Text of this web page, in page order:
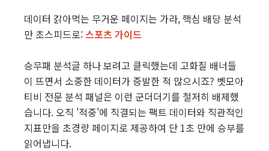
데이터 갉아먹는 무거운 페이지는 가라, 핵심 배당 분석
만 초스피드로:스포츠 가이드
승무패 분석글 하나 보려고 클릭했는데 고화질 배너들
이 뜨면서 소중한 데이터가 증발한 적 많으시죠? 벳모아
티비 전문 분석 패널은 이런 군더더기를 철저히 배제했
습니다. 오직 '적중'에 직결되는 팩트 데이터와 직관적인
지표만을 초경량 페이지로 제공하여 단 1초 만에 승부를
읽어냅니다.